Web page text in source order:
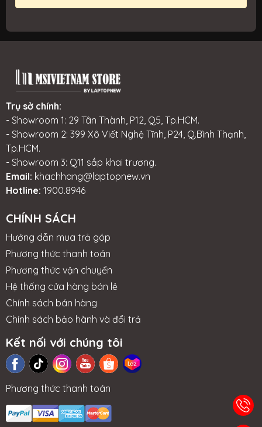
Trụ sở chính:
- Showroom 1: 29 Tân Thành, P12, Q5, Tp.HCM.
- Showroom 2: 399 Xô Viết Nghệ Tĩnh, P24, Q.Bình Thạnh,
Tp.HCM.
- Showroom 3: Q11 sắp khai trương.
Email: khachhang@laptopnew.vn
Hotline: 1900.8946
CHÍNH SÁCH
Hướng dẫn mua trả góp
Phương thức thanh toán
Phương thức vận chuyển
Hệ thống cửa hàng bán lẻ
Chính sách bán hàng
Chính sách bảo hành và đổi trả
Kết nối với chúng tôi
Phương thức thanh toán